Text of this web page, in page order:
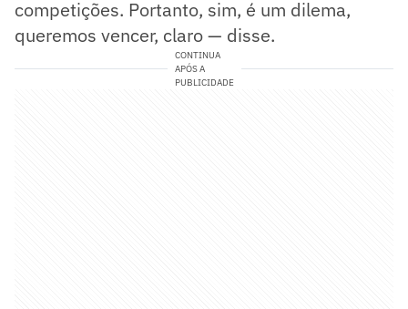
competições. Portanto, sim, é um dilema,
queremos vencer, claro — disse.
CONTINUA
APÓS A
PUBLICIDADE